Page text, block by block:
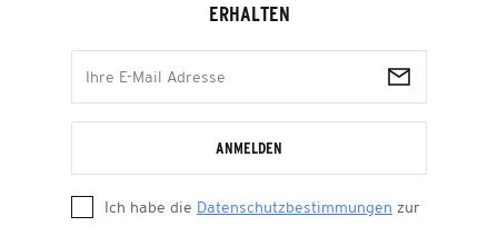
ERHALTEN
ANMELDEN
Ich habe die Datenschutzbestimmungen zur